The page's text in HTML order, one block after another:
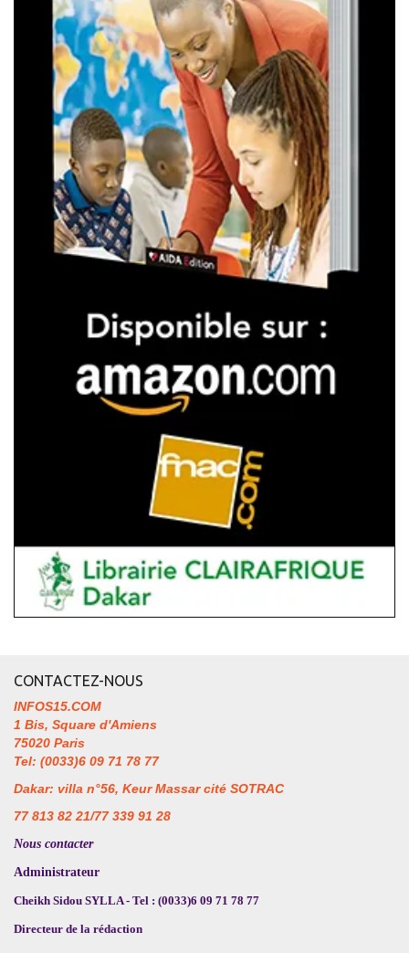
CONTACTEZ-NOUS
INFOS15.COM
1 Bis, Square d'Amiens
75020 Paris
Tel: (0033)6 09 71 78 77
Dakar: villa n°56, Keur Massar cité SOTRAC
77 813 82 21/77 339 91 28
Nous contacter
Administrateur
Cheikh Sidou SYLLA - Tel : (0033)6 09 71 78 77
Directeur de la rédaction